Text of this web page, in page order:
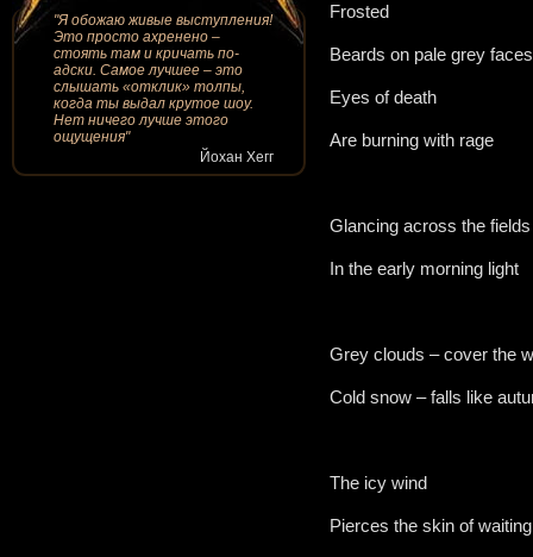
"Я обожаю живые выступления!
Это просто ахренено –
стоять там и кричать по-
адски. Самое лучшее – это
слышать «отклик» толпы,
когда ты выдал крутое шоу.
Нет ничего лучше этого
ощущения"
Йохан Хегг
Frosted
Beards on pale grey faces
Eyes of death
Are burning with rage
Glancing across the
In the early morning light
Grey clouds – cover the
Cold snow – falls like
The icy wind
Pierces the skin of